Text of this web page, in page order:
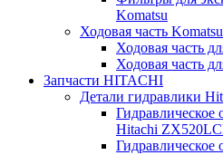
Komatsu
Ходовая часть Komatsu
Ходовая часть
Ходовая часть
Запчасти HITACHI
Детали гидравлики
Гидравлическое
Hitachi
Гидравлическое